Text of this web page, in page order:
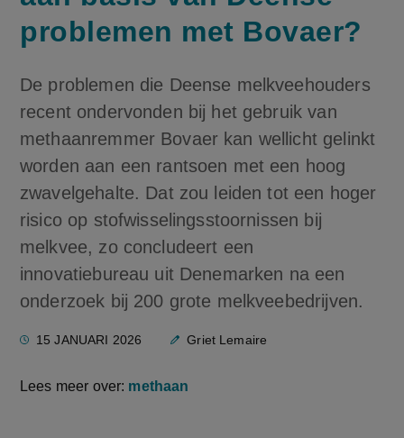
problemen met Bovaer?
De problemen die Deense melkveehouders
recent ondervonden bij het gebruik van
methaanremmer Bovaer kan wellicht gelinkt
worden aan een rantsoen met een hoog
zwavelgehalte. Dat zou leiden tot een hoger
risico op stofwisselingsstoornissen bij
melkvee, zo concludeert een
innovatiebureau uit Denemarken na een
onderzoek bij 200 grote melkveebedrijven.
15 JANUARI 2026 Griet Lemaire
Lees meer over: methaan